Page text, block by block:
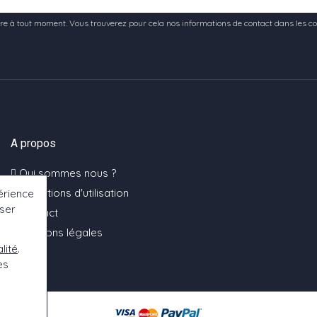
à tout moment. Vous trouverez pour cela nos informations de contact dans les
A propos
Qui sommes nous ?
Conditions d'utilisation
Contact
Mentions légales
.